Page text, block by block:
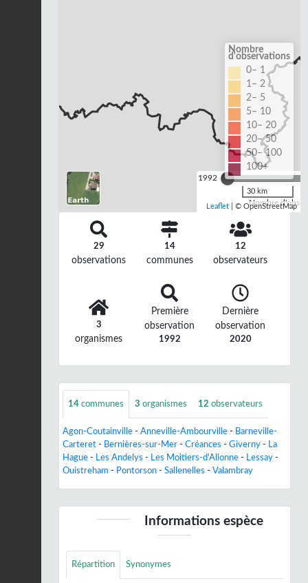
1992
Nombre
Nombre
d'observations
0– 1
1– 2
2– 5
5– 10
10– 20
20– 50
50– 100
100+
30 km
Leaflet | © OpenStreetMap
29
observations
14
communes
12
observateurs
3
organismes
Première
observation
1992
Dernière
observation
2020
14 communes 3 organismes 12 observateurs
Agon-Coutainville - Anneville-Ambourville - Barneville-
Carteret - Bernières-sur-Mer - Créances - Giverny - La
Hague - Les Andelys - Les Moitiers-d'Allonne - Lessay -
Ouistreham - Pontorson - Sallenelles - Valambray
Informations espèce
Répartition Synonymes